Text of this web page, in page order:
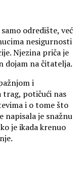
odredište, već
nesigurnosti
Njezina priča je
dojam na čitatelja.
i
trag, potičući nas
i o tome što
napisala je snažnu
je ikada krenuo